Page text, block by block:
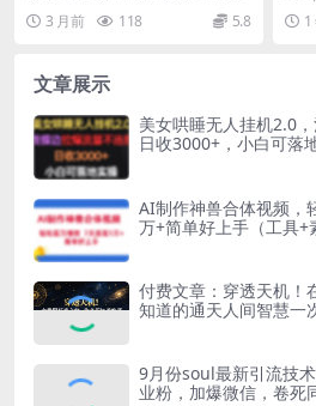
变现个人商业IP账号
与个人创业者打造，系统讲解“AI+I
P+短视频+...
3 月前 118 5.8
款
口
破W
1
文章展示
美女哄睡无人挂机2.0
日收3000+，小白可落
AI制作神兽合体视频，
万+简单好上手（工具+
付费文章：穿透天机！
知道的通天人间智慧一
9月份soul最新引流技
业粉，加爆微信，卷死